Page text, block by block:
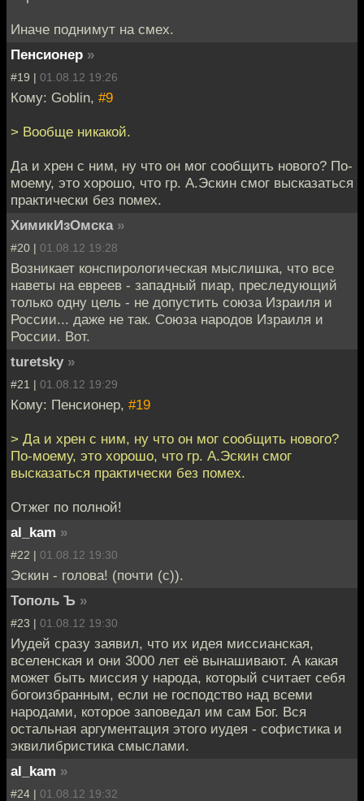
Иначе поднимут на смех.
Пенсионер »
#19 | 01.08.12 19:26
Кому: Goblin, #9
> Вообще никакой.
Да и хрен с ним, ну что он мог сообщить нового? По-
моему, это хорошо, что гр. А.Эскин смог высказаться
практически без помех.
ХимикИзОмска »
#20 | 01.08.12 19:28
Возникает конспирологическая мыслишка, что все
наветы на евреев - западный пиар, преследующий
только одну цель - не допустить союза Израиля и
России... даже не так. Союза народов Израиля и
России. Вот.
turetsky »
#21 | 01.08.12 19:29
Кому: Пенсионер, #19
> Да и хрен с ним, ну что он мог сообщить нового?
По-моему, это хорошо, что гр. А.Эскин смог
высказаться практически без помех.
Отжег по полной!
al_kam »
#22 | 01.08.12 19:30
Эскин - голова! (почти (с)).
Тополь Ъ »
#23 | 01.08.12 19:30
Иудей сразу заявил, что их идея миссианская,
вселенская и они 3000 лет её вынашивают. А какая
может быть миссия у народа, который считает себя
богоизбранным, если не господство над всеми
народами, которое заповедал им сам Бог. Вся
остальная аргументация этого иудея - софистика и
эквилибристика смыслами.
al_kam »
#24 | 01.08.12 19:32